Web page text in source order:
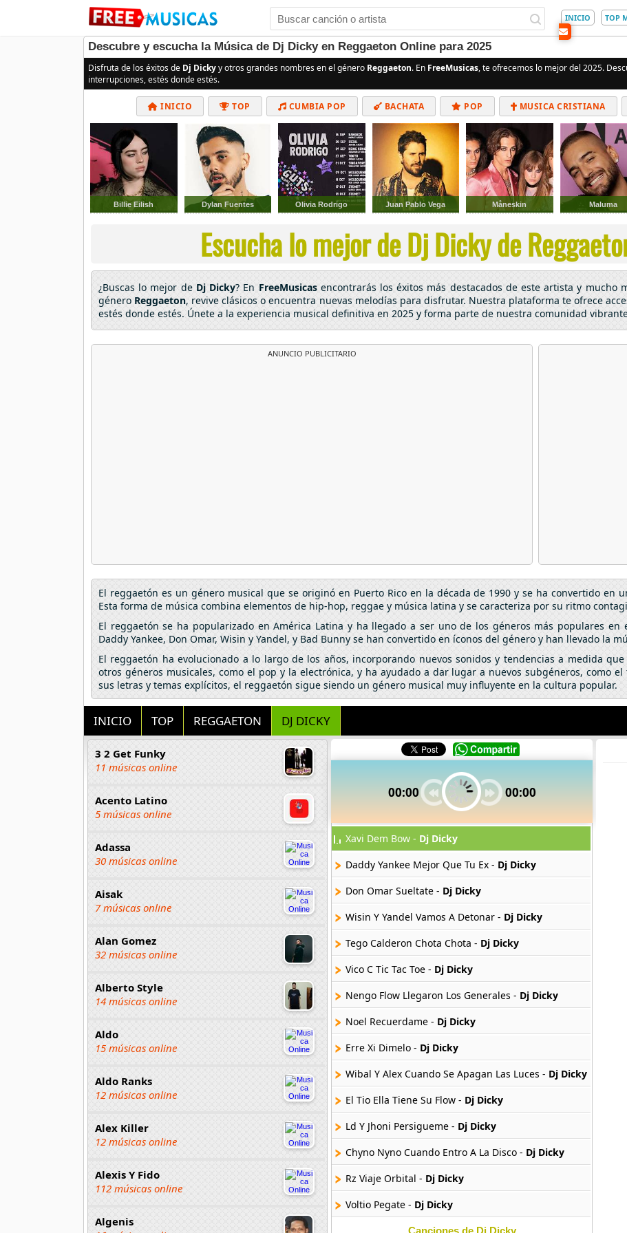
INICIO TOP
Descubre y escucha la Música de Dj Dicky en Reggaeton Online para 2025
Disfruta de los éxitos de Dj Dickyy otros grandes nombres en el género Reggaeton. En FreeMusicas, te ofrecemos lo mejor del 2025.
interrupciones, estés donde estés.
INICIO TOP CUMBIA POP BACHATA POP MUSICA CRISTIANA
ALTERNATIVO ELECTRÓNICA CUMBIAS
Billie Eilish Dylan Fuentes Olivia Rodrigo Juan Pablo Vega Måneskin Maluma
Escucha lo mejor de Dj Dicky de
¿Buscas lo mejor de Dj Dicky? En FreeMusicasencontrarás los éxitos más destacados de este artista y mucho
género Reggaeton, revive clásicos o encuentra nuevas melodías para disfrutar. Nuestra plataforma te ofrece
estés donde estés. Únete a la experiencia musical definitiva en 2025 y forma parte de nuestra comunidad
ANUNCIO PUBLICITARIO
El reggaetón es un género musical que se originó en Puerto Rico en la década de 1990 y se ha convertido en
Esta forma de música combina elementos de hip-hop, reggae y música latina y se caracteriza por su ritmo
El reggaetón se ha popularizado en América Latina y ha llegado a ser uno de los géneros más populares
Daddy Yankee, Don Omar, Wisin y Yandel, y Bad Bunny se han convertido en íconos del género y han llevado la
El reggaetón ha evolucionado a lo largo de los años, incorporando nuevos sonidos y tendencias a medida
otros géneros musicales, como el pop y la electrónica, y ha ayudado a dar lugar a nuevos subgéneros, como
sus letras y temas explícitos, el reggaetón sigue siendo un género musical muy influyente en la cultura popular.
INICIO TOP REGGAETON DJ DICKY
3 2 Get Funky
11 músicas online
Acento Latino
5 músicas online
Adassa
30 músicas online
Aisak
7 músicas online
Alan Gomez
32 músicas online
Alberto Style
14 músicas online
Aldo
15 músicas online
Aldo Ranks
12 músicas online
Alex Killer
12 músicas online
Alexis Y Fido
112 músicas online
Algenis
00:00 00:00
Xavi Dem Bow - Dj Dicky
Daddy Yankee Mejor Que Tu Ex - Dj Dicky
Don Omar Sueltate - Dj Dicky
Wisin Y Yandel Vamos A Detonar - Dj Dicky
Tego Calderon Chota Chota - Dj Dicky
Vico C Tic Tac Toe - Dj Dicky
Nengo Flow Llegaron Los Generales - Dj Dicky
Noel Recuerdame - Dj Dicky
Erre Xi Dimelo - Dj Dicky
Wibal Y Alex Cuando Se Apagan Las Luces - Dj Dicky
El Tio Ella Tiene Su Flow - Dj Dicky
Ld Y Jhoni Persigueme - Dj Dicky
Chyno Nyno Cuando Entro A La Disco - Dj Dicky
Rz Viaje Orbital - Dj Dicky
Voltio Pegate - Dj Dicky
Bebe La Competencia -Dj Dicky
Canciones de Dj Dicky